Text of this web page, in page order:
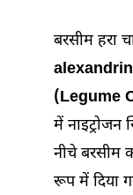
बरसीम हरा
(Legume
में नाइट्रोजन
नीचे बरसीम
रूप में दिया